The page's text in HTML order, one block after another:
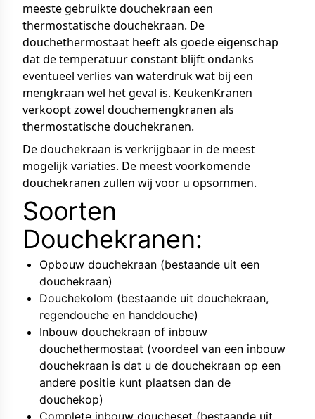
meeste gebruikte douchekraan een
thermostatische douchekraan. De
douchethermostaat heeft als goede eigenschap
dat de temperatuur constant blijft ondanks
eventueel verlies van waterdruk wat bij een
mengkraan wel het geval is. KeukenKranen
verkoopt zowel douchemengkranen als
thermostatische douchekranen.
De douchekraan is verkrijgbaar in de meest
mogelijk variaties. De meest voorkomende
douchekranen zullen wij voor u opsommen.
Soorten
Douchekranen:
Opbouw douchekraan (bestaande uit een
douchekraan)
Douchekolom (bestaande uit douchekraan,
regendouche en handdouche)
Inbouw douchekraan of inbouw
douchethermostaat (voordeel van een inbouw
douchekraan is dat u de douchekraan op een
andere positie kunt plaatsen dan de
douchekop)
Complete inbouw doucheset (bestaande uit